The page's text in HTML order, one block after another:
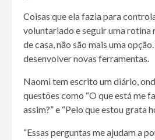
Coisas que ela fazia para
voluntariado e seguir uma rotina
de casa, não são mais uma
desenvolver novas ferramentas.
Naomi tem escrito um diário,
questões como “O que está me
assim?” e “Pelo que estou grata
“Essas perguntas me ajudam a